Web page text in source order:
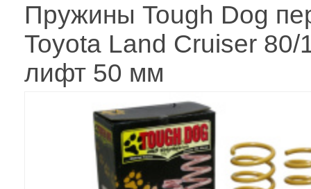
Пружины Tough Dog
Toyota Land Cruiser 80/
лифт 50 мм